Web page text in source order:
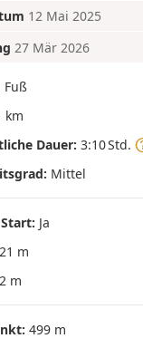
12 Mai 2025
27 Mär 2026
Fuß
km
Dauer: 3:10 Std.
Mittel
Ja
m
m
499 m